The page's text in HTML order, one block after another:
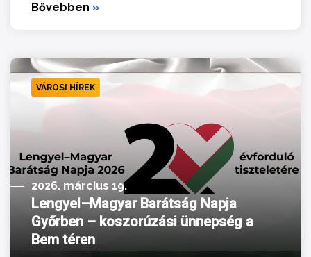
Bővebben »
VÁROSI HÍREK
2026. március 19.
Lengyel–Magyar Barátság Napja
Győrben – koszorúzási ünnepség a
Bem téren